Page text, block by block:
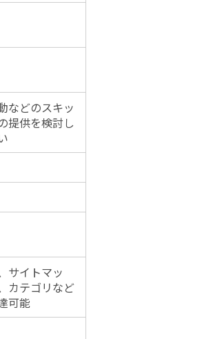
などのスキッ
提供を検討し
サイトマッ
カテゴリなど
可能